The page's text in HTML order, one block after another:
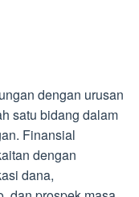
dengan urusan
satu bidang dalam
Finansial
dengan
dana,